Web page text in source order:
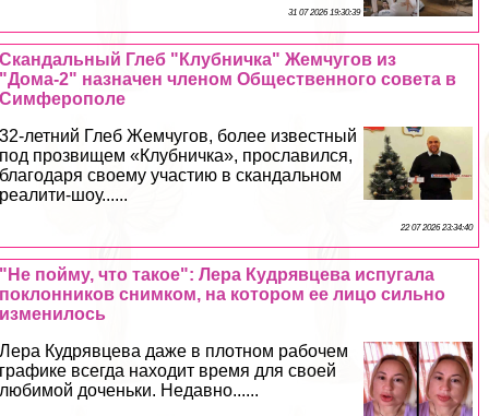
31 07 2026 19:30:39
Скандальный Глеб "Клубничка" Жемчугов из
"Дома-2" назначен члeном Общественного совета в
Симферополе
32-летний Глеб Жемчугов, более известный
под прозвищем «Клубничка», прославился,
благодаря своему участию в скандальном
реалити-шоу......
22 07 2026 23:34:40
"Не пойму, что такое": Лера Кудрявцева испугала
поклонников снимком, на котором ее лицо сильно
изменилось
Лера Кудрявцева даже в плотном рабочем
графике всегда находит время для своей
любимой доченьки. Недавно......